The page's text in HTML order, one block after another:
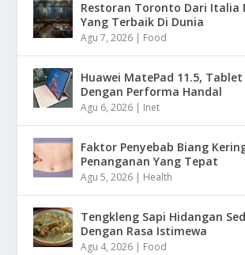
Restoran Toronto Dari Italia
Yang Terbaik Di Dunia
Agu 7, 2026 Food
Huawei MatePad 11.5, Tablet
Dengan Performa Handal
Agu 6, 2026 Inet
Faktor Penyebab Biang
Penanganan Yang Tepat
Agu 5, 2026 Health
Tengkleng Sapi Hidangan
Dengan Rasa Istimewa
Agu 4, 2026 Food